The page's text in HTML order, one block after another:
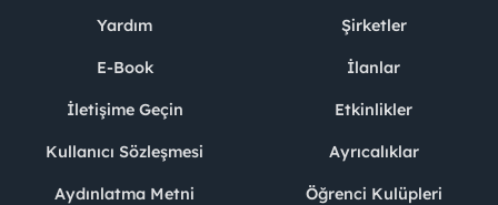
Yardım
E-Book
İletişime Geçin
Kullanıcı Sözleşmesi
Aydınlatma Metni
Şirketler
İlanlar
Etkinlikler
Ayrıcalıklar
Öğrenci Kulüpleri